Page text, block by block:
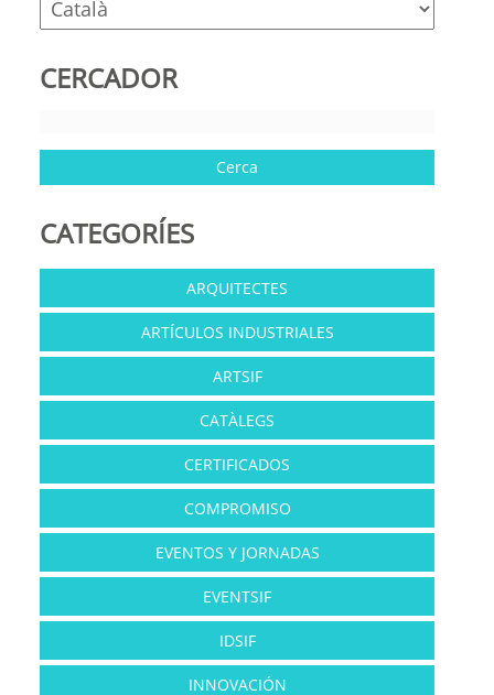
CERCADOR
CATEGORÍES
ARQUITECTES
ARTÍCULOS INDUSTRIALES
ARTSIF
CATÀLEGS
CERTIFICADOS
COMPROMISO
EVENTOS Y JORNADAS
EVENTSIF
IDSIF
INNOVACIÓN